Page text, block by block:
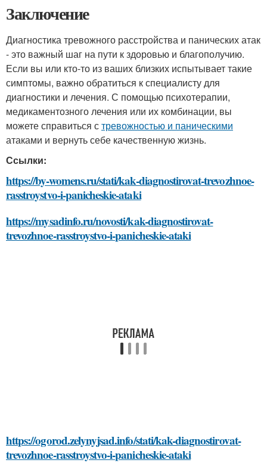
Заключение
Диагностика тревожного расстройства и панических атак
- это важный шаг на пути к здоровью и благополучию.
Если вы или кто-то из ваших близких испытывает такие
симптомы, важно обратиться к специалисту для
диагностики и лечения. С помощью психотерапии,
медикаментозного лечения или их комбинации, вы
можете справиться стревожностью и паническими
атаками и вернуть себе качественную жизнь.
Ссылки:
https://by-womens.ru/stati/kak-diagnostirovat-trevozhnoe-
rasstroystvo-i-panicheskie-ataki
https://mysadinfo.ru/novosti/kak-diagnostirovat-
trevozhnoe-rasstroystvo-i-panicheskie-ataki
https://ogorod.zelynyjsad.info/stati/kak-diagnostirovat-
trevozhnoe-rasstroystvo-i-panicheskie-ataki